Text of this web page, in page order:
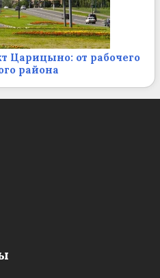
Царицыно: от рабочего
района